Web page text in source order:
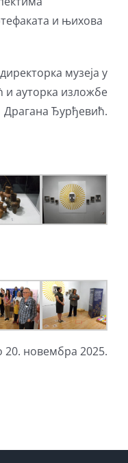
и њихова
музеја у
ауторка изложбе
Драгана Ђурђевић.
20. новембра 2025.